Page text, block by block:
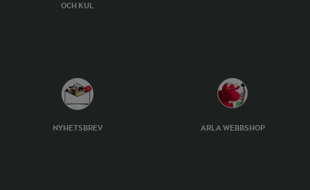
OCH KUL
NYHETSBREV ARLA WEBBSHOP